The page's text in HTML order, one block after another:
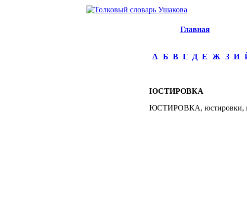
Главная
А Б В Г Д Е Ж З И
ЮСТИРОВКА
ЮСТИРОВКА, юстировки,